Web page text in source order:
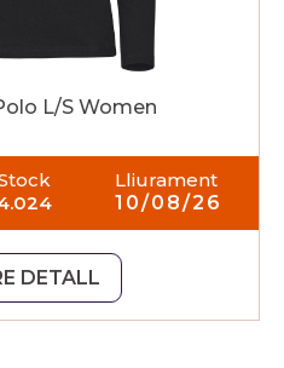
L/S Women
Lliurament
10/08/26
DETALL